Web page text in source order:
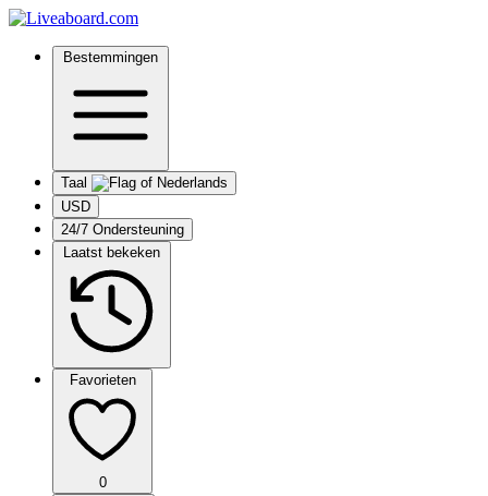
Bestemmingen
Taal
USD
24/7 Ondersteuning
Laatst bekeken
Favorieten
0